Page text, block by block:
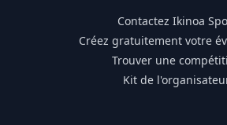
Contactez Ikinoa
Créez gratuitement votre
Trouver une
Kit de